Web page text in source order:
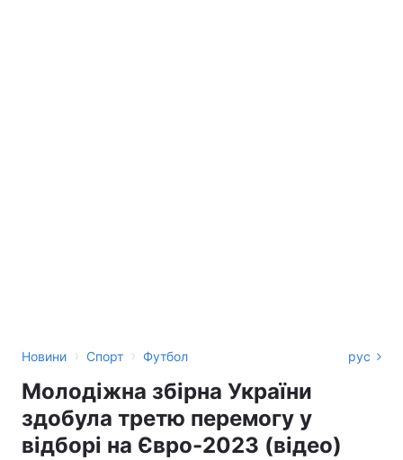
Новини › Спорт › Футбол рус
Молодіжна збірна України
здобула третю перемогу у
відборі на Євро-2023 (відео)